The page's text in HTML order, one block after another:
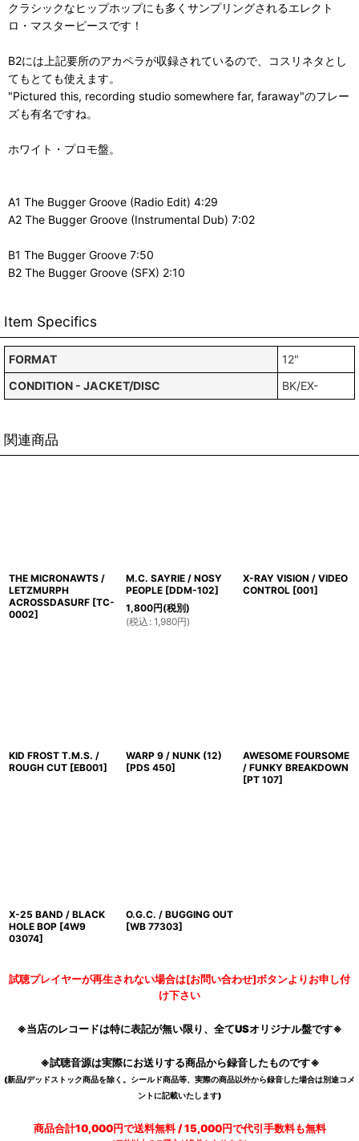
クラシックなヒップホップにも多くサンプリングされるエレクト
ロ・マスターピースです！
B2には上記要所のアカペラが収録されているので、コスリネタとし
てもとても使えます。
"Pictured this, recording studio somewhere far, faraway"のフレー
ズも有名ですね。
ホワイト・プロモ盤。
A1 The Bugger Groove (Radio Edit) 4:29
A2 The Bugger Groove (Instrumental Dub) 7:02
B1 The Bugger Groove 7:50
B2 The Bugger Groove (SFX) 2:10
Item Specifics
FORMAT
12"
CONDITION - JACKET/DISC
BK/EX-
関連商品
THE MICRONAWTS /
LETZMURPH
ACROSSDASURF [TC-
0002]
M.C. SAYRIE / NOSY
PEOPLE [DDM-102]
1,800円(税別)
(税込 : 1,980円)
X-RAY VISION / VIDEO
CONTROL [001]
KID FROST T.M.S. /
ROUGH CUT [EB001]
WARP 9 / NUNK (12)
[PDS 450]
AWESOME FOURSOME
/ FUNKY BREAKDOWN
[PT 107]
X-25 BAND / BLACK
HOLE BOP [4W9
03074]
O.G.C. / BUGGING OUT
[WB 77303]
試聴プレイヤーが再生されない場合は[お問い合わせ]ボタンよりお申し付
け下さい
※当店のレコードは特に表記が無い限り、全てUSオリジナル盤です※
※試聴音源は実際にお送りする商品から録音したものです※
(新品/デッドストック商品を除く。シールド商品等、実際の商品以外から録音した場合は別途コメ
ントに記載いたします)
商品合計10,000円で送料無料 / 15,000円で代引手数料も無料